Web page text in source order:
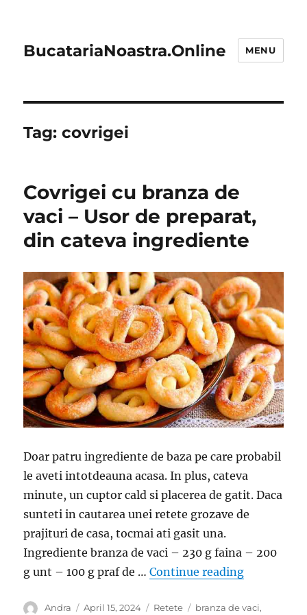
BucatariaNoastra.Online MENU
Tag:covrigei
Covrigei cu branza de
vaci – Usor de preparat,
din cateva ingrediente
Doar patru ingrediente de baza pe care probabil
le aveti intotdeauna acasa. In plus, cateva
minute, un cuptor cald si placerea de gatit. Daca
sunteti in cautarea unei retete grozave de
prajituri de casa, tocmai ati gasit una.
Ingrediente branza de vaci – 230 g faina – 200
g unt – 100 g praf de …Continue reading“Covrigei
Author
Andra Posted
April 15, 2024 Categories
Retete Tags
branza de vaci,